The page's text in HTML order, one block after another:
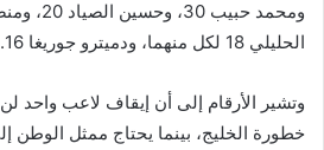
ومحمد
الحليلي 18 لكل منهما، ودميترو جوريغا 16.
وتشير الأرقام إلى أن إيقاف لاعب واحد
خطورة الخليج، بينما يحتاج ممثل الوطن